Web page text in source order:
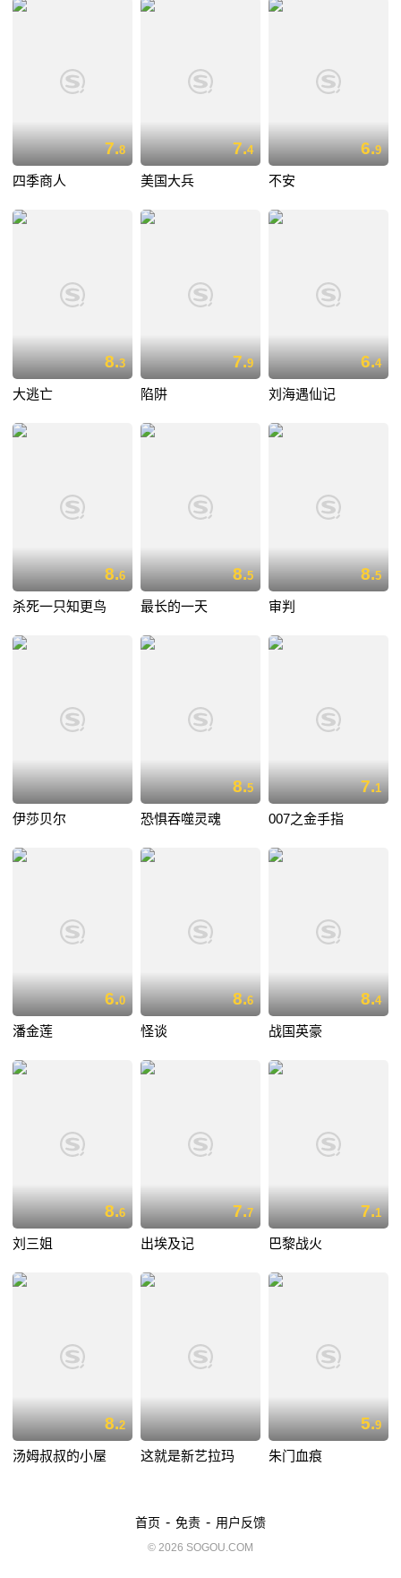
7.8
四季商人
7.4
美国大兵
6.9
不安
8.3
大逃亡
7.9
陷阱
6.4
刘海遇仙记
8.6
杀死一只知更鸟
8.5
最长的一天
8.5
审判
伊莎贝尔
8.5
恐惧吞噬灵魂
7.1
007之金手指
6.0
潘金莲
8.6
怪谈
8.4
战国英豪
8.6
刘三姐
7.7
出埃及记
7.1
巴黎战火
8.2
汤姆叔叔的小屋 这就是新艺拉玛
5.9
朱门血痕
首页 - 免责 - 用户反馈
© 2026 SOGOU.COM